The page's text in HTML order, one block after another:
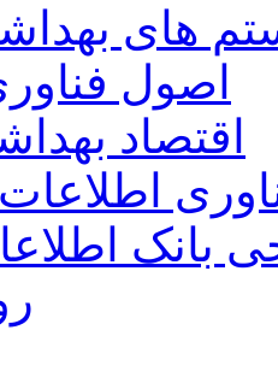
های
اصول
اقتصاد
بانک